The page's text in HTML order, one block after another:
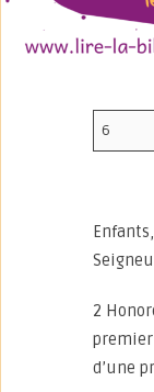
6
2
d’une